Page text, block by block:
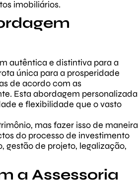
imobiliários.
autêntica e distintiva para a
única para a prosperidade
de acordo com as
Esta abordagem personalizada
e flexibilidade que o vasto
mas fazer isso de maneira
do processo de investimento
gestão de projeto, legalização,
a Assessoria